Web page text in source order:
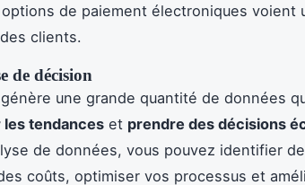
de paiement électroniques voient
clients.
de décision
une grande quantité de données
les tendances et prendre des décisions
de données, vous pouvez identifier
coûts, optimiser vos processus et